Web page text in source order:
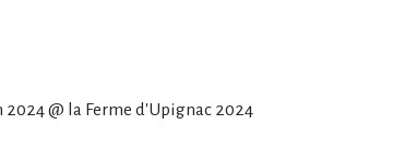
@ la Ferme d'Upignac 2024